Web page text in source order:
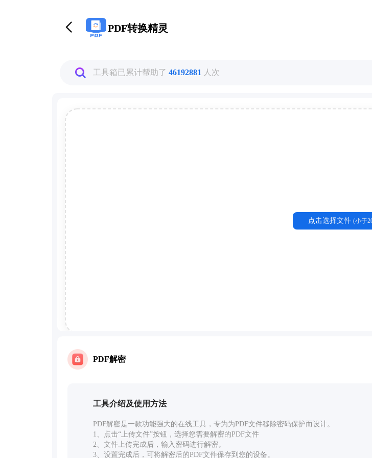
PDF转换精灵
PDF转换精灵
工具箱已累计帮助了 46192881 人次
点击选择文件 (小于
PDF解密
工具介绍及使用方法
PDF解密是一款功能强大的在线工具，专为为PDF文件移除密码保护而设计。
1、点击“上传文件”按钮，选择您需要解密的PDF文件
2、文件上传完成后，输入密码进行解密。
3、设置完成后，可将解密后的PDF文件保存到您的设备。